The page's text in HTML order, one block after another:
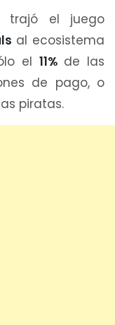
trajó el juego
al ecosistema
el 11% de las
de pago, o
piratas.